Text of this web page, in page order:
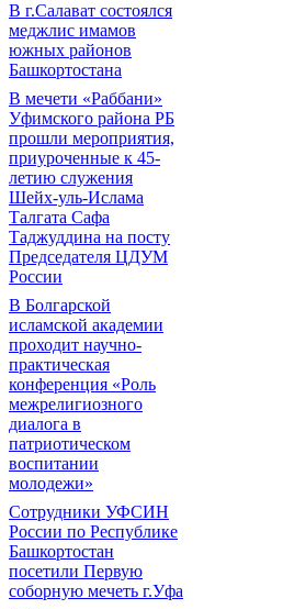
В г.Салават состоялся
меджлис имамов
южных районов
Башкортостана
В мечети «Раббани»
Уфимского района РБ
прошли мероприятия,
приуроченные к 45-
летию служения
Шейх-уль-Ислама
Талгата Сафа
Таджуддина на посту
Председателя ЦДУМ
России
В Болгарской
исламской академии
проходит научно-
практическая
конференция «Роль
межрелигиозного
диалога в
патриотическом
воспитании
молодежи»
Сотрудники УФСИН
России по Республике
Башкортостан
посетили Первую
соборную мечеть г.Уфа